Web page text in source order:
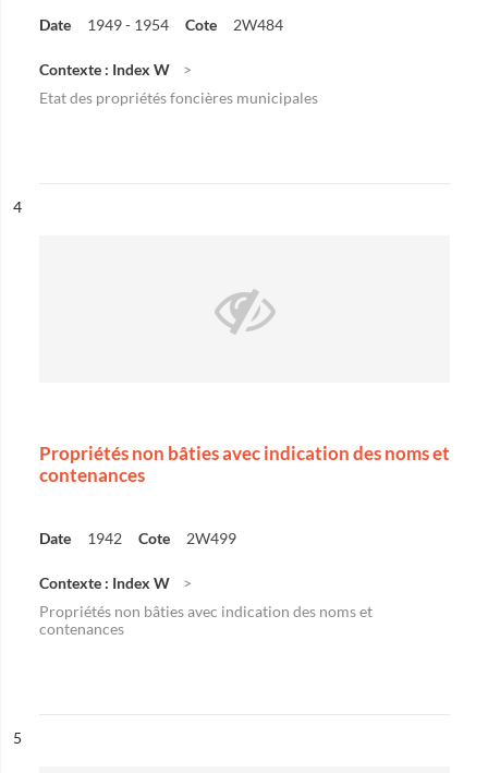
Date 1949 - 1954 Cote 2W484
Contexte : Index W
Etat des propriétés foncières municipales
n°
4
Propriétés non bâties avec indication des noms et
contenances
Date 1942 Cote 2W499
Contexte : Index W
Propriétés non bâties avec indication des noms et
contenances
n°
5